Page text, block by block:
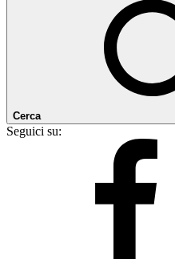
Cerca
Seguici su: